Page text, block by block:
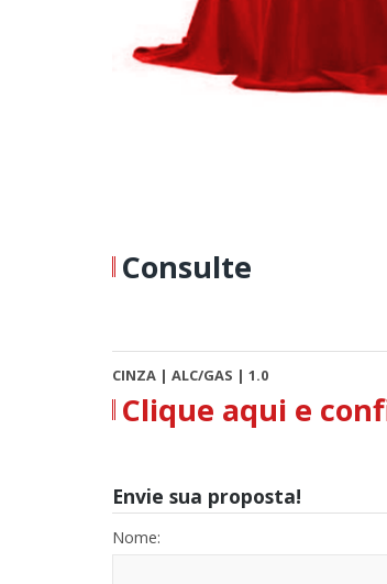
Consulte
CINZA | ALC/GAS | 1.0
Clique aqui e
Envie sua proposta!
Nome: